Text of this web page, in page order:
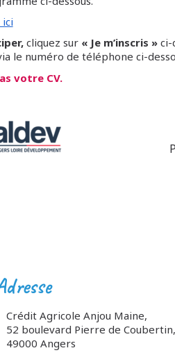
cliquez sur« Je m’inscris »ci-
le numéro de téléphone ci-
votre CV.
Crédit Agricole Anjou Maine,
52 boulevard Pierre de Coubertin,
49000 Angers